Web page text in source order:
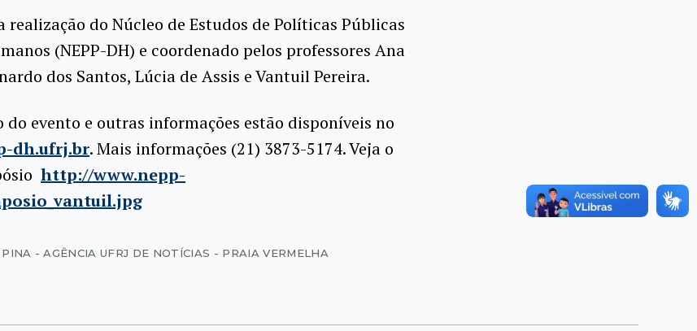
realização do Núcleo de Estudos de Políticas Públicas
(NEPP-DH) e coordenado pelos professores Ana
dos Santos, Lúcia de Assis e Vantuil Pereira.
do evento e outras informações estão disponíveis no
dh.ufrj.br. Mais informações (21) 3873-5174. Veja o
http://www.nepp-
- AGÊNCIA UFRJ DE NOTÍCIAS - PRAIA VERMELHA